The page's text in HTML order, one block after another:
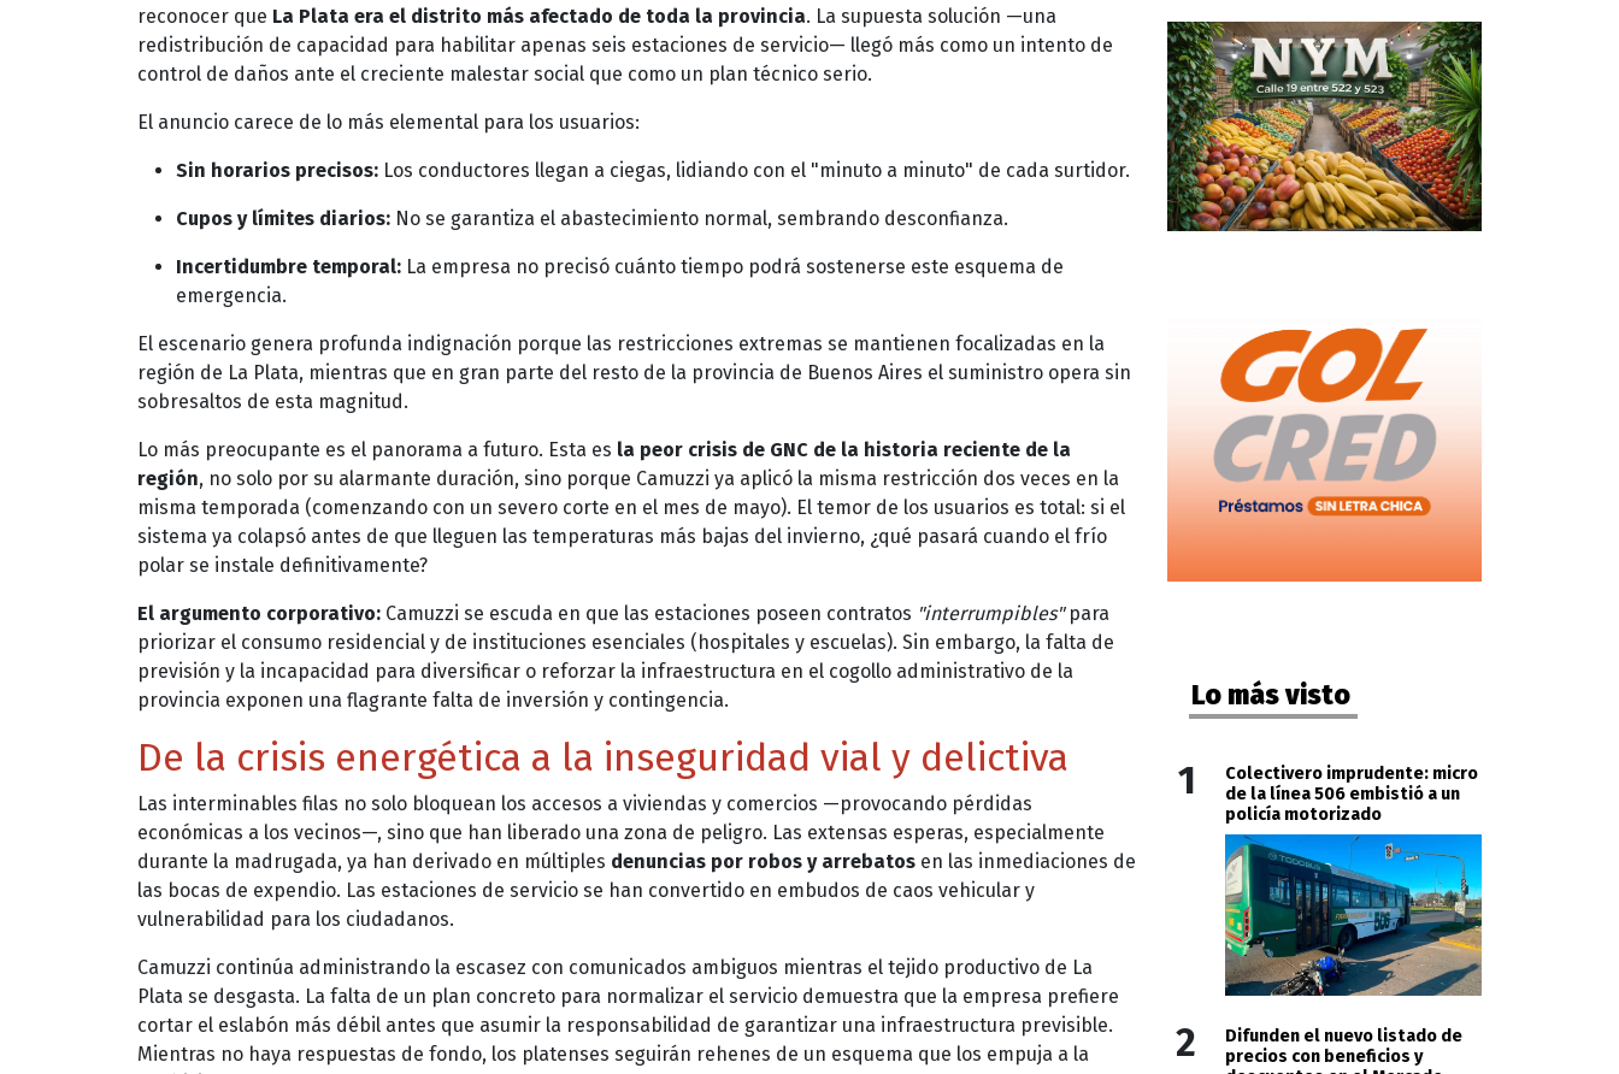
reconocer que La Plata era el distrito más afectado de toda la provincia. La supuesta solución —una
redistribución de capacidad para habilitar apenas seis estaciones de servicio— llegó más como un intento de
control de daños ante el creciente malestar social que como un plan técnico serio.
El anuncio carece de lo más elemental para los usuarios:
Sin horarios precisos: Los conductores llegan a ciegas, lidiando con el "minuto a minuto" de cada surtidor.
Cupos y límites diarios: No se garantiza el abastecimiento normal, sembrando desconfianza.
Incertidumbre temporal: La empresa no precisó cuánto tiempo podrá sostenerse este esquema de
emergencia.
El escenario genera profunda indignación porque las restricciones extremas se mantienen focalizadas en la
región de La Plata, mientras que en gran parte del resto de la provincia de Buenos Aires el suministro opera sin
sobresaltos de esta magnitud.
Lo más preocupante es el panorama a futuro. Esta es la peor crisis de GNC de la historia reciente de la
región, no solo por su alarmante duración, sino porque Camuzzi ya aplicó la misma restricción dos veces en la
misma temporada (comenzando con un severo corte en el mes de mayo). El temor de los usuarios es total: si el
sistema ya colapsó antes de que lleguen las temperaturas más bajas del invierno, ¿qué pasará cuando el frío
polar se instale definitivamente?
El argumento corporativo: Camuzzi se escuda en que las estaciones poseen contratos "interrumpibles"para
priorizar el consumo residencial y de instituciones esenciales (hospitales y escuelas). Sin embargo, la falta de
previsión y la incapacidad para diversificar o reforzar la infraestructura en el cogollo administrativo de la
provincia exponen una flagrante falta de inversión y contingencia.
De la crisis energética a la inseguridad vial y delictiva
Las interminables filas no solo bloquean los accesos a viviendas y comercios —provocando pérdidas
económicas a los vecinos—, sino que han liberado una zona de peligro. Las extensas esperas, especialmente
durante la madrugada, ya han derivado en múltiples denuncias por robos y arrebatos en las inmediaciones de
las bocas de expendio. Las estaciones de servicio se han convertido en embudos de caos vehicular y
vulnerabilidad para los ciudadanos.
Camuzzi continúa administrando la escasez con comunicados ambiguos mientras el tejido productivo de La
Plata se desgasta. La falta de un plan concreto para normalizar el servicio demuestra que la empresa prefiere
cortar el eslabón más débil antes que asumir la responsabilidad de garantizar una infraestructura previsible.
Mientras no haya respuestas de fondo, los platenses seguirán rehenes de un esquema que los empuja a la
Lo más visto
1
Colectivero imprudente: micro
de la línea 506 embistió a un
policía motorizado
2
Difunden el nuevo listado de
precios con beneficios y